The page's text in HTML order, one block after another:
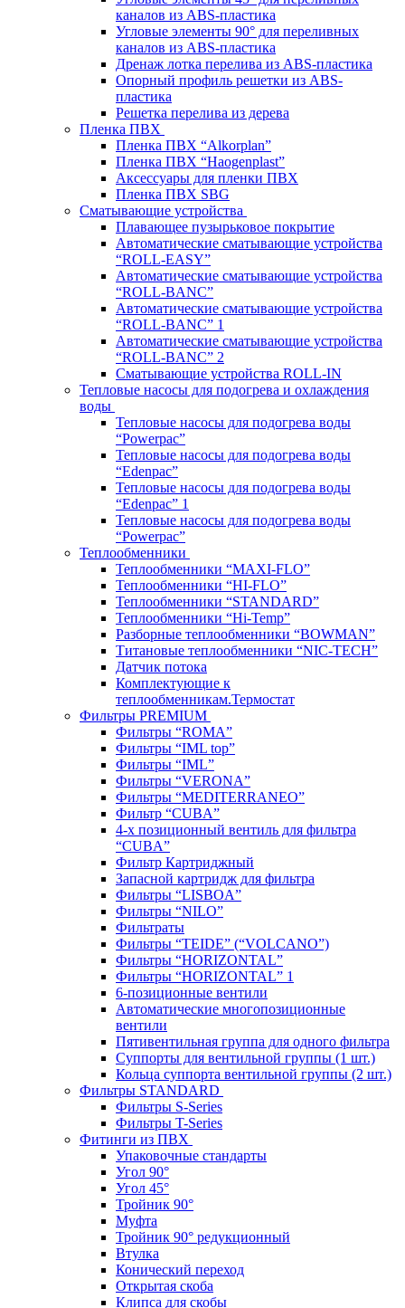
каналов из ABS-пластика
Угловые элементы 90° для переливных
каналов из ABS-пластика
Дренаж лотка перелива из ABS-пластика
Опорный профиль решетки из ABS-
пластика
Решетка перелива из дерева
Пленка ПВХ
Пленка ПВХ “Alkorplan”
Пленка ПВХ “Haogenplast”
Аксессуары для пленки ПВХ
Пленка ПВХ SBG
Сматывающие устройства
Плавающее пузырьковое покрытие
Автоматические сматывающие устройства
“ROLL-EASY”
Автоматические сматывающие устройства
“ROLL-BANC”
Автоматические сматывающие устройства
“ROLL-BANC” 1
Автоматические сматывающие устройства
“ROLL-BANC” 2
Сматывающие устройства ROLL-IN
Тепловые насосы для подогрева и охлаждения
воды
Тепловые насосы для подогрева воды
“Powerpac”
Тепловые насосы для подогрева воды
“Edenpac”
Тепловые насосы для подогрева воды
“Edenpac” 1
Тепловые насосы для подогрева воды
“Powerpac”
Теплообменники
Теплообменники “MAXI-FLO”
Теплообменники “HI-FLO”
Теплообменники “STANDARD”
Теплообменники “Hi-Temp”
Разборные теплообменники “BOWMAN”
Титановые теплообменники “NIC-TECH”
Датчик потока
Комплектующие к
теплообменникам.Термостат
Фильтры PREMIUM
Фильтры “ROMA”
Фильтры “IML top”
Фильтры “IML”
Фильтры “VERONA”
Фильтры “MEDITERRANEO”
Фильтр “CUBA”
4-х позиционный вентиль для фильтра
“CUBA”
Фильтр Картриджный
Запасной картридж для фильтра
Фильтры “LISBOA”
Фильтры “NILO”
Фильтраты
Фильтры “TEIDE” (“VOLСANO”)
Фильтры “HORIZONTAL”
Фильтры “HORIZONTAL” 1
6-позиционные вентили
Автоматические многопозиционные
вентили
Пятивентильная группа для одного фильтра
Суппорты для вентильной группы (1 шт.)
Кольца суппорта вентильной группы (2 шт.)
Фильтры STANDARD
Фильтры S-Series
Фильтры T-Series
Фитинги из ПВХ
Упаковочные стандарты
Угол 90°
Угол 45°
Тройник 90°
Муфта
Тройник 90° редукционный
Втулка
Конический переход
Открытая скоба
Клипса для скобы